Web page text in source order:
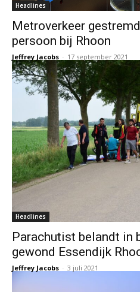
Headlines
Metroverkeer
persoon bij Rhoon
Jeffrey Jacobs - 17 september 2021
Headlines
Parachutist belandt in
gewond Essendijk
Jeffrey Jacobs - 3 juli 2021